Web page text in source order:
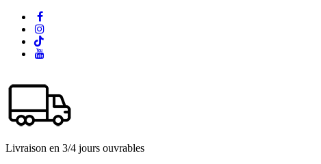
Livraison en 3/4 jours ouvrables